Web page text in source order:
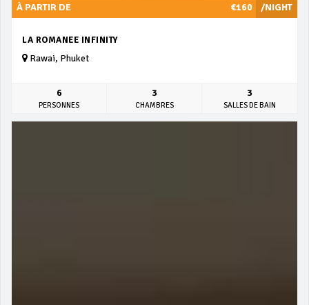
/NIGHT
À PARTIR DE €160
LA ROMANEE INFINITY
Rawai, Phuket
6
PERSONNES
3
CHAMBRES
3
SALLES DE BAIN